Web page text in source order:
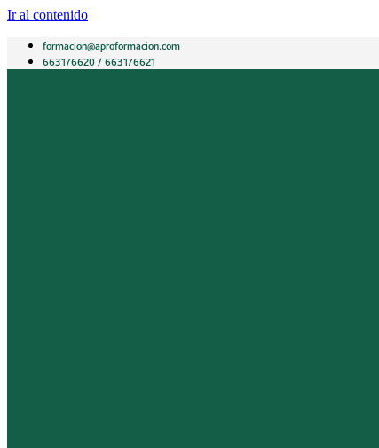
Ir al contenido
formacion@aproformacion.com
663176620 / 663176621